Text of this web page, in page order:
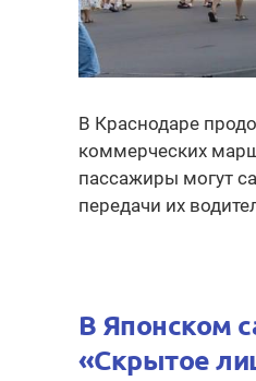
В Краснодаре
коммерческих
пассажиры могут
передачи их
В Японском
«Скрытое